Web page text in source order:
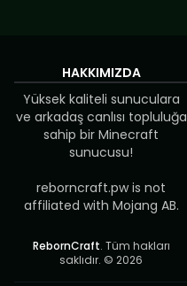
HAKKIMIZDA
Yüksek kaliteli sunuculara
ve arkadaş canlısı topluluğa
sahip bir Minecraft
sunucusu!
reborncraft.pw is not
affiliated with Mojang AB.
RebornCraft. Tüm hakları
saklıdır. © 2026